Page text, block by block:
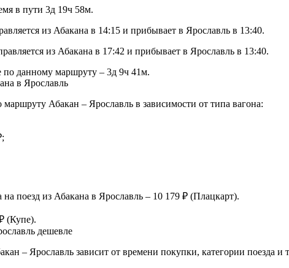
в пути 3д 19ч 58м.
из Абакана в 14:15 и прибывает в Ярославль в 13:40.
из Абакана в 17:42 и прибывает в Ярославль в 13:40.
по данному маршруту – 3д 9ч 41м.
в Ярославль
Абакан – Ярославль в зависимости от типа вагона:
поезд из Абакана в Ярославль – 10 179 ₽ (Плацкарт).
(Купе).
дешевле
– Ярославль зависит от времени покупки, категории поезда и